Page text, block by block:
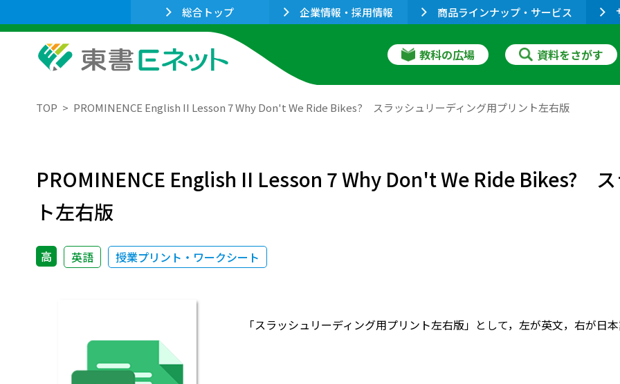
総合トップ 企業情報・採用情報 商品ラインナップ・サービス
教科の広場 資料をさがす
TOP PROMINENCE English II Lesson 7 Why Don't We Ride Bikes? スラッシュリーディング用プリント左右版
PROMINENCE English II Lesson 7 Why Don't We Ride Bikes?
ト左右版
高 英語 授業プリント・ワークシート
「スラッシュリーディング用プリント左右版」として，左が英文，右が日